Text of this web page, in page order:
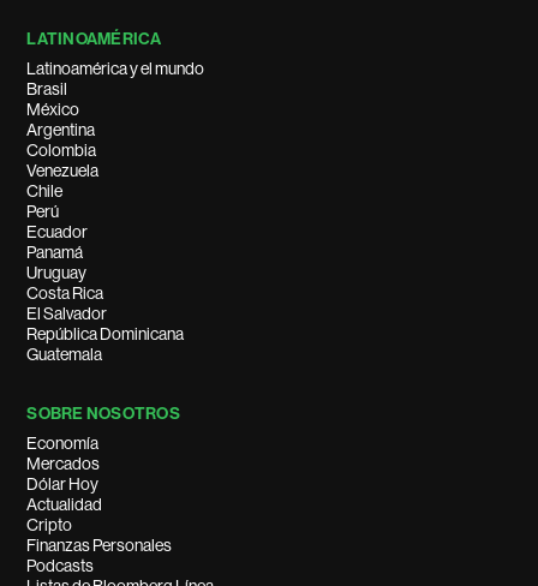
LATINOAMÉRICA
Latinoamérica y el mundo
Brasil
México
Argentina
Colombia
Venezuela
Chile
Perú
Ecuador
Panamá
Uruguay
Costa Rica
El Salvador
República Dominicana
Guatemala
SOBRE NOSOTROS
Economía
Mercados
Dólar Hoy
Actualidad
Cripto
Finanzas Personales
Podcasts